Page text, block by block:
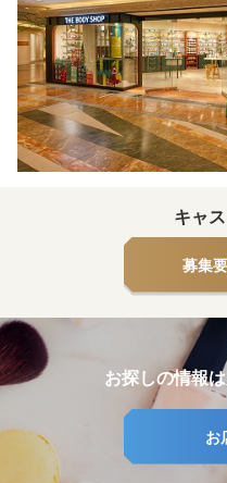
キャ
募集
お探しの情報
お